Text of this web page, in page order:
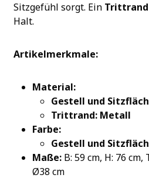
Sitzgefühl sorgt. Ein Trittrand
Halt.
Artikelmerkmale:
Material:
Gestell und
Trittrand: Metall
Farbe:
Gestell und
Maße:B: 59 cm, H: 76 cm,
Ø38 cm